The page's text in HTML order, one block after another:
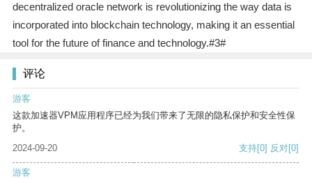
decentralized oracle network is revolutionizing the way data is
incorporated into blockchain technology, making it an essential
tool for the future of finance and technology.#3#
评论
游客
这款加速器VPM应用程序已经为我们带来了无限的隐私保护和安全性保
护。
2024-09-20
支持[0] 反对[0]
游客